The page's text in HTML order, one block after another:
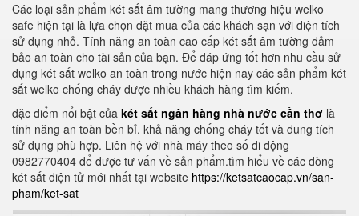
Các loại sản phẩm két sắt âm tường mang thương hiệu welko
safe hiện tại là lựa chọn đặt mua của các khách sạn với diện tích
sử dụng nhỏ. Tính năng an toàn cao cấp két sắt âm tường đảm
bảo an toàn cho tài sản của bạn. Để đáp ứng tốt hơn nhu cầu sử
dụng két sắt welko an toàn trong nước hiện nay các sản phẩm két
sắt welko chống cháy được nhiều khách hàng tìm kiếm.
đặc điểm nổi bật của két sắt ngân hàng nhà nước cần thơ là
tính năng an toàn bền bỉ. khả năng chống cháy tốt và dung tích
sử dụng phù hợp. Liên hệ với nhà máy theo số di động
0982770404 để được tư vấn về sản phẩm.tìm hiểu về các dòng
két sắt điện tử mới nhất tại website https://ketsatcaocap.vn/san-
pham/ket-sat